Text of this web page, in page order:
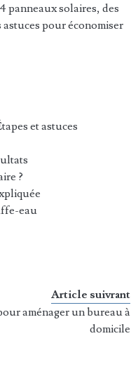
panneaux solaires, des
pour économiser
et astuces
?
eau
Article suivrant
aménager un bureau à
domicile